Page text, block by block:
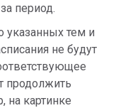
период.
указанных тем и
не будут
продолжить
на картинке